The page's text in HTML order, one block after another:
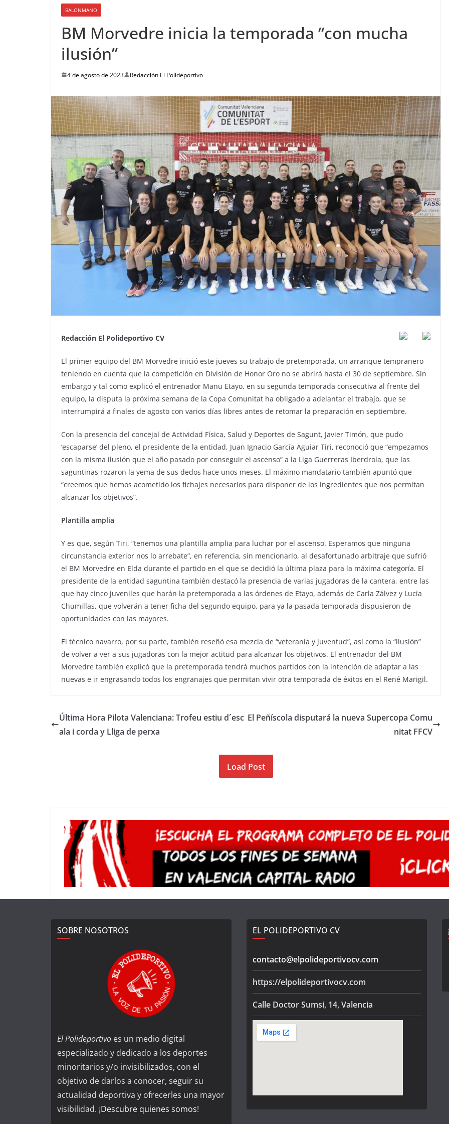
BALONMANO
BM Morvedre inicia la temporada “con mucha
ilusión”
4 de agosto de 2023 Redacción El Polideportivo
Redacción El Polideportivo CV
El primer equipo del BM Morvedre inició este jueves su trabajo de pretemporada, un arranque tempranero
teniendo en cuenta que la competición en División de Honor Oro no se abrirá hasta el 30 de septiembre. Sin
embargo y tal como explicó el entrenador Manu Etayo, en su segunda temporada consecutiva al frente del
equipo, la disputa la próxima semana de la Copa Comunitat ha obligado a adelantar el trabajo, que se
interrumpirá a finales de agosto con varios días libres antes de retomar la preparación en septiembre.
Con la presencia del concejal de Actividad Física, Salud y Deportes de Sagunt, Javier Timón, que pudo
‘escaparse’ del pleno, el presidente de la entidad, Juan Ignacio García Aguiar Tiri, reconoció que “empezamos
con la misma ilusión que el año pasado por conseguir el ascenso” a la Liga Guerreras Iberdrola, que las
saguntinas rozaron la yema de sus dedos hace unos meses. El máximo mandatario también apuntó que
“creemos que hemos acometido los fichajes necesarios para disponer de los ingredientes que nos permitan
alcanzar los objetivos”.
Plantilla amplia
Y es que, según Tiri, “tenemos una plantilla amplia para luchar por el ascenso. Esperamos que ninguna
circunstancia exterior nos lo arrebate”, en referencia, sin mencionarlo, al desafortunado arbitraje que sufrió
el BM Morvedre en Elda durante el partido en el que se decidió la última plaza para la máxima categoría. El
presidente de la entidad saguntina también destacó la presencia de varias jugadoras de la cantera, entre las
que hay cinco juveniles que harán la pretemporada a las órdenes de Etayo, además de Carla Zálvez y Lucía
Chumillas, que volverán a tener ficha del segundo equipo, para ya la pasada temporada dispusieron de
oportunidades con las mayores.
El técnico navarro, por su parte, también reseñó esa mezcla de “veteranía y juventud”, así como la “ilusión”
de volver a ver a sus jugadoras con la mejor actitud para alcanzar los objetivos. El entrenador del BM
Morvedre también explicó que la pretemporada tendrá muchos partidos con la intención de adaptar a las
nuevas e ir engrasando todos los engranajes que permitan vivir otra temporada de éxitos en el René Marigil.
Última Hora Pilota Valenciana: Trofeu estiu d´esc
ala i corda y Lliga de perxa
El Peñíscola disputará la nueva Supercopa Comu
nitat FFCV
Load Post
SOBRE NOSOTROS
El Polideportivo es un medio digital
especializado y dedicado a los deportes
minoritarios y/o invisibilizados, con el
objetivo de darlos a conocer, seguir su
actualidad deportiva y ofrecerles una mayor
visibilidad. ¡Descubre quienes somos!
EL POLIDEPORTIVO CV
contacto@elpolideportivocv.com
https://elpolideportivocv.com
Calle Doctor Sumsi, 14, Valencia